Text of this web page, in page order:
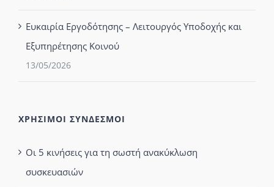
Ευκαιρία Εργοδότησης – Λειτουργός Υποδοχής και
Εξυπηρέτησης Κοινού
13/05/2026
ΧΡΗΣΙΜΟΙ ΣΥΝΔΕΣΜΟΙ
Οι 5 κινήσεις για τη σωστή ανακύκλωση
συσκευασιών